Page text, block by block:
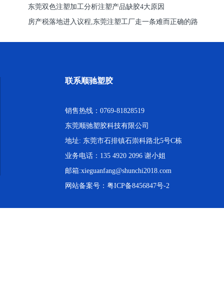
东莞双色注塑加工分析注塑产品缺胶4大原因
房产税落地进入议程,东莞注塑工厂走一条难而正确的路
联系顺驰塑胶
销售热线：0769-81828519
东莞顺驰塑胶科技有限公司
地址: 东莞市石排镇石崇科路北5号C栋
业务电话：135 4920 2096 谢小姐
邮箱:xieguanfang@shunchi2018.com
网站备案号： 粤ICP备8456847号-2